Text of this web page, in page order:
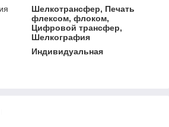
Шелкотрансфер, Печать
флексом, флоком,
Цифровой трансфер,
Шелкография
Индивидуальная